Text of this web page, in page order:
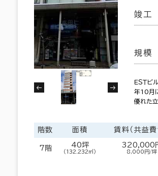
竣工
規模
ＥＳＴ
年10月
優れた
階数 面積 賃料（共益費
7階 40坪
（132.232㎡）
320,000
8,000円/坪
1フロア面積100坪以上
該当数 100室